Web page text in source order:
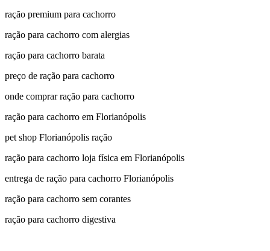
ração premium para cachorro
ração para cachorro com alergias
ração para cachorro barata
preço de ração para cachorro
onde comprar ração para cachorro
ração para cachorro em Florianópolis
pet shop Florianópolis ração
ração para cachorro loja física em Florianópolis
entrega de ração para cachorro Florianópolis
ração para cachorro sem corantes
ração para cachorro digestiva